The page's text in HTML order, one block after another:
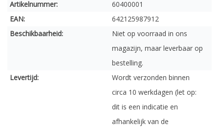
Artikelnummer:
60400001
EAN:
642125987912
Beschikbaarheid:
Niet op voorraad in ons
magazijn, maar leverbaar op
bestelling.
Levertijd:
Wordt verzonden binnen
circa 10 werkdagen (let op:
dit is een indicatie en
afhankelijk van de